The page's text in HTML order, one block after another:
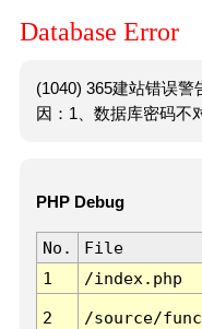
Database Error
(1040) 365建站错误
因：1、数据库密码不
PHP Debug
No. File
1
/index.php
2 /source/